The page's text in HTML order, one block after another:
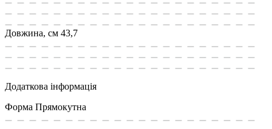
Довжина, см 43,7
Додаткова інформація
Форма Прямокутна